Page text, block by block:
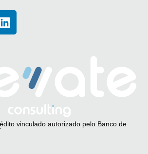
vinculado autorizado pelo Banco de